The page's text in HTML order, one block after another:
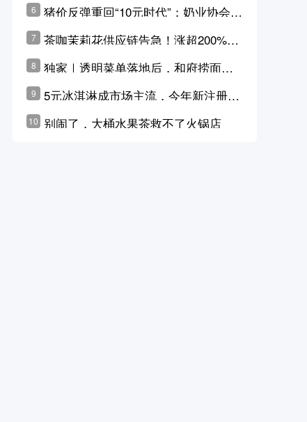
6
猪价反弹重回“10元时代”；奶业协会称
原奶价格现回暖迹象
7
茶咖茉莉花供应链告急！涨超200%，
横州花价冲破50元一斤
8
独家｜透明菜单落地后，和府捞面李
学林公布未来10年计划
9
5元冰淇淋成市场主流，今年新注册相
10 别闹了，大桶水果茶救不了火锅店